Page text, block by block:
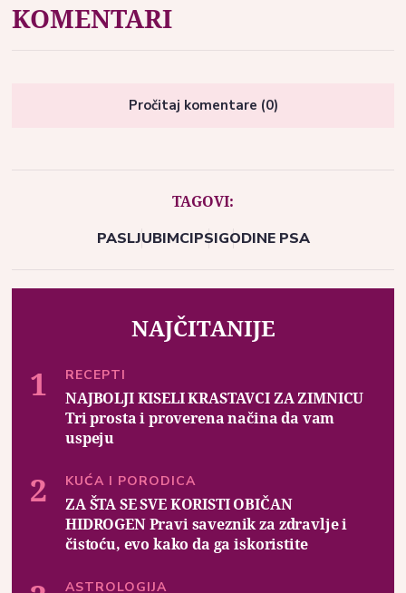
KOMENTARI
Pročitaj komentare (0)
TAGOVI:
PASLJUBIMCIPSIGODINE PSA
NAJČITANIJE
RECEPTI
NAJBOLJI KISELI KRASTAVCI ZA ZIMNICU
Tri prosta i proverena načina da vam
uspeju
KUĆA I PORODICA
ZA ŠTA SE SVE KORISTI OBIČAN
HIDROGEN Pravi saveznik za zdravlje i
čistoću, evo kako da ga iskoristite
ASTROLOGIJA